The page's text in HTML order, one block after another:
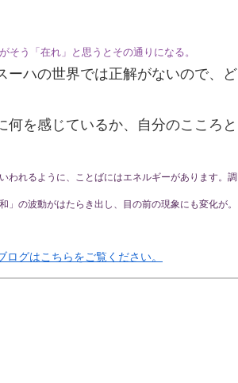
う「在れ」と思うとその通りになる。
ーハの世界では正解がないので、ど
を感じているか、自分のこころと
われるように、ことばにはエネルギーがあります。調
の波動がはたらき出し、目の前の現象にも変化が。
グはこちらをご覧ください。